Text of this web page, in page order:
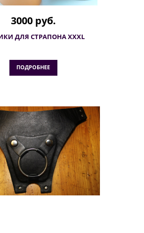
3000 руб.
ДЛЯ СТРАПОНА XXXL
ПОДРОБНЕЕ